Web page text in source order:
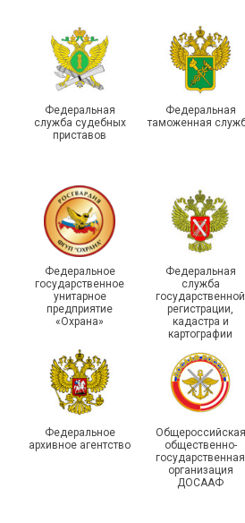
Храбрым детям – добрые
подарки
Члены Новосибирской
организации Профсоюза
приняли участие в
молодежном форуме
«Профсоюзная миссия –
2026»
Федеральная
служба судебных
приставов
Федеральная
таможенная
Федеральное
государственное
унитарное
предприятие
«Охрана»
Федеральная
служба
государственной
регистрации,
кадастра и
картографии
Федеральное
архивное агентство
Общероссийская
общественно-
государственная
организация
ДОСААФ